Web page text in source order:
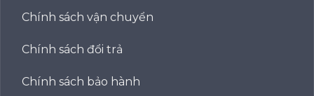
Chính sách vận chuyển
Chính sách đổi trả
Chính sách bảo hành